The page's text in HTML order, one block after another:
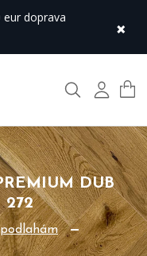
eur doprava
×
Hľadať Môj
DUB
272